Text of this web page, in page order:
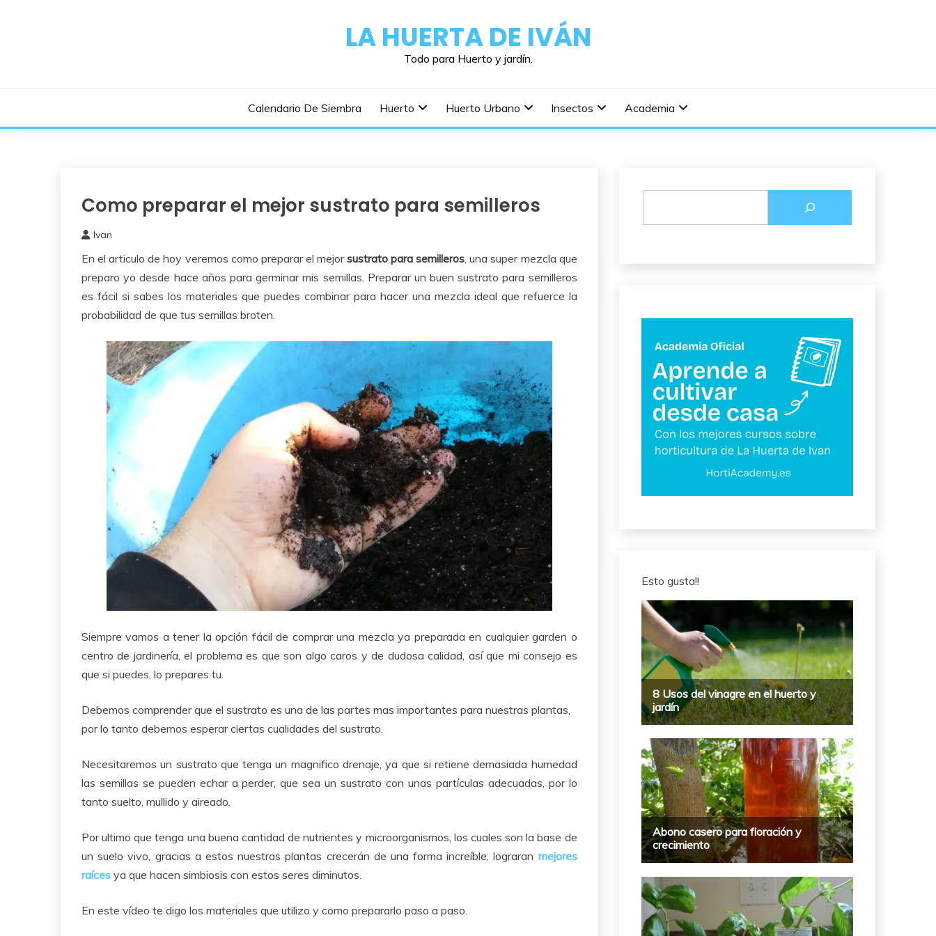
LA HUERTA DE IVÁN
Todo para Huerto y jardín.
Calendario De Siembra Huerto Huerto Urbano Insectos Academia
Como
o
Como preparar el mejor sustrato para semilleros
marzo,
2023
Ivan
En el articulo de hoy veremos como preparar el mejorsustrato para semilleros, una super mezcla que
preparo yo desde hace años para germinar mis semillas. Preparar un buen sustrato para semilleros
es fácil si sabes los materiales que puedes combinar para hacer una mezcla ideal que refuerce la
probabilidad de que tus semillas broten.
Siempre vamos a tener la opción fácil de comprar una mezcla ya preparada en cualquier garden o
centro de jardinería, el problema es que son algo caros y de dudosa calidad, así que mi consejo es
que si puedes, lo prepares tu.
Debemos comprender que el sustrato es una de las partes mas importantes para nuestras plantas,
por lo tanto debemos esperar ciertas cualidades del sustrato.
Necesitaremos un sustrato que tenga un magnifico drenaje, ya que si retiene demasiada humedad
las semillas se pueden echar a perder, que sea un sustrato con unas partículas adecuadas, por lo
tanto suelto, mullido y aireado.
Por ultimo que tenga una buena cantidad de nutrientes y microorganismos, los cuales son la base de
un suelo vivo, gracias a estos nuestras plantas crecerán de una forma increíble, lograran mejores
raíces ya que hacen simbiosis con estos seres diminutos.
En este vídeo te digo los materiales que utilizo y como prepararlo paso a paso.
Esto gusta!!